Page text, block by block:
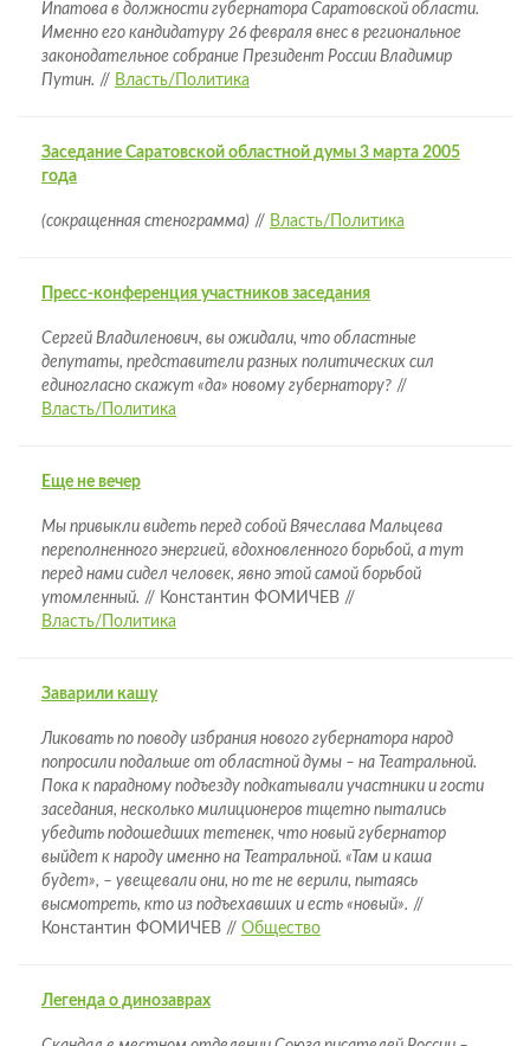
Ипатова в должности губернатора Саратовской области.
Именно его кандидатуру 26 февраля внес в региональное
законодательное собрание Президент России Владимир
Путин. // Власть/Политика
Заседание Саратовской областной думы 3 марта 2005
года
(сокращенная стенограмма) // Власть/Политика
Пресс-конференция участников заседания
Сергей Владиленович, вы ожидали, что областные
депутаты, представители разных политических сил
единогласно скажут «да» новому губернатору? //
Власть/Политика
Еще не вечер
Мы привыкли видеть перед собой Вячеслава Мальцева
переполненного энергией, вдохновленного борьбой, а тут
перед нами сидел человек, явно этой самой борьбой
утомленный. // Константин ФОМИЧЕВ //
Власть/Политика
Заварили кашу
Ликовать по поводу избрания нового губернатора народ
попросили подальше от областной думы – на Театральной.
Пока к парадному подъезду подкатывали участники и гости
заседания, несколько милиционеров тщетно пытались
убедить подошедших тетенек, что новый губернатор
выйдет к народу именно на Театральной. «Там и каша
будет», – увещевали они, но те не верили, пытаясь
высмотреть, кто из подъехавших и есть «новый». //
Константин ФОМИЧЕВ // Общество
Легенда о динозаврах